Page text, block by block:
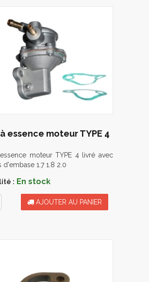
essence moteur TYPE 4
moteur TYPE 4 livré avec
d'embase 1.7 1.8 2.0
: En stock
AJOUTER AU PANIER